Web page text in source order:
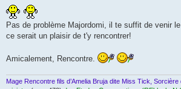
s
s
a
g
e
Pas de problème Majordomi, il te suffit de venir
ce serait un plaisir de t'y rencontrer!
Amicalement, Rencontre.
Mage Rencontre fils d’Amelia Bruja dite Miss Tick,